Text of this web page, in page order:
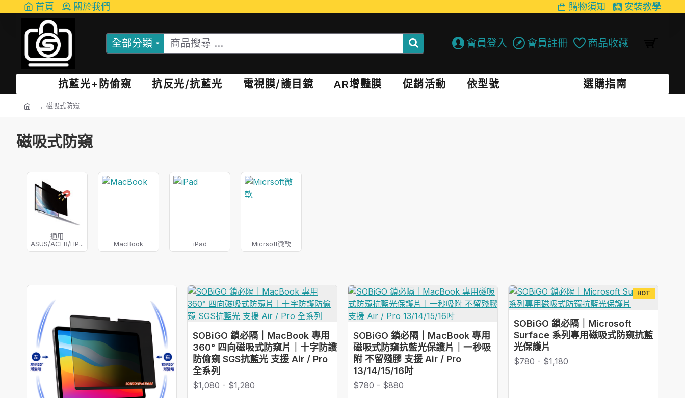
首頁 關於我們 購物須知 安裝教學
全部分類 會員登入 會員註冊 商品收藏
抗藍光+防偷窺 抗反光/抗藍光 電視膜/護目鏡 AR增豔膜 促銷活動 依型號 選購指南
磁吸式防窺
磁吸式防窺
通用
ASUS/ACER/HP...
MacBook iPad Micrsoft微軟
SOBiGO 鎖必隔｜MacBook 專用
360° 四向磁吸式防窺片｜十字防護
防偷窺 SGS抗藍光 支援 Air / Pro
全系列
$1,080 - $1,280
SOBiGO 鎖必隔｜MacBook 專用
磁吸式防窺抗藍光保護片｜一秒吸
附 不留殘膠 支援 Air / Pro
13/14/15/16吋
$780 - $880
HOT
SOBiGO 鎖必隔｜Microsoft
Surface 系列專用磁吸式防窺抗藍
光保護片
$780 - $1,180